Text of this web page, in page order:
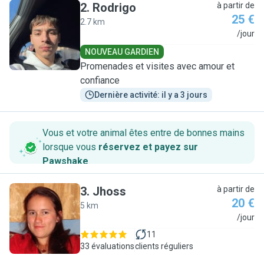
R
2. Rodrigo
2.7 km
à partir de
25 €
/jour
NOUVEAU GARDIEN
Promenades et visites avec amour et
confiance
Dernière activité: il y a 3 jours
Vous et votre animal êtes entre de bonnes mains
lorsque vous réservez et payez sur
Pawshake.
J
3. Jhoss
5 km
à partir de
20 €
/jour
33 évaluations
11
clients réguliers